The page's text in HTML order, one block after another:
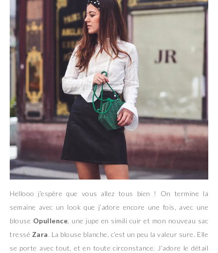
Hellooo j’espère que vous allez tous bien ! On termine la
semaine avec un look que j’adore encore une fois, avec une
blouse Opullence , une jupe en simili cuir et mon nouveau sac
tressé Zara. La blouse blanche, c’est un peu la valeur sure. Elle
se porte avec tout, et en toute circonstance. J’adore le détail